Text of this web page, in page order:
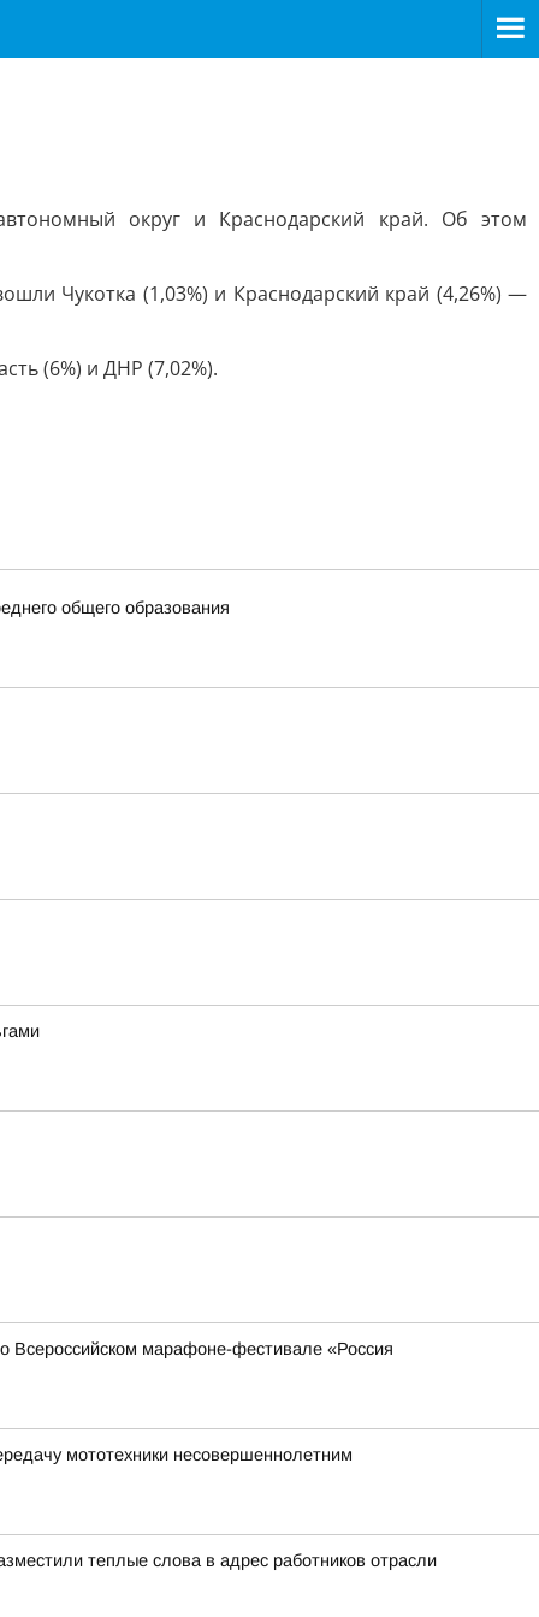
округ и Краснодарский край. Об этом
Чукотка (1,03%) и Краснодарский край (4,26%) —
(6%) и ДНР (7,02%).
общего образования
Всероссийском марафоне-фестивале «Россия
мототехники несовершеннолетним
теплые слова в адрес работников отрасли